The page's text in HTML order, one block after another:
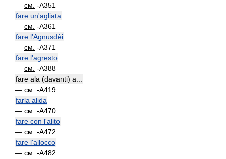
— см. -A351
fare un'agliata
— см. -A361
fare l'Agnusdèi
— см. -A371
fare l'agresto
— см. -A388
fare ala (davanti) a...
— см. -A419
farla alida
— см. -A470
fare con l'alito
— см. -A472
fare l'allocco
— см. -A482